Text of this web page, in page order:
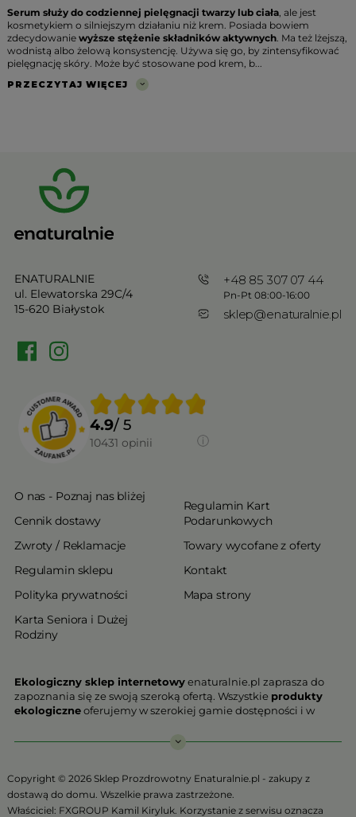
Serum służy do codziennej pielęgnacji twarzy lub ciała, ale jest
kosmetykiem o silniejszym działaniu niż krem. Posiada bowiem
zdecydowanie wyższe stężenie składników aktywnych. Ma też lżejszą,
wodnistą albo żelową konsystencję. Używa się go, by zintensyfikować
pielęgnację skóry. Może być stosowane pod krem, b...
PRZECZYTAJ WIĘCEJ
ENATURALNIE
ul. Elewatorska 29C/4
15-620 Białystok
+48 85 307 07 44
Pn-Pt 08:00-16:00
sklep@enaturalnie.pl
4.9/ 5
10431 opinii
O nas - Poznaj nas bliżej
Cennik dostawy
Zwroty / Reklamacje
Regulamin sklepu
Polityka prywatności
Karta Seniora i Dużej
Rodziny
Regulamin Kart
Podarunkowych
Towary wycofane z oferty
Kontakt
Mapa strony
Ekologiczny sklep internetowyenaturalnie.pl zaprasza do
zapoznania się ze swoją szeroką ofertą. Wszystkie produkty
ekologiczneoferujemy w szerokiej gamie dostępności i w
ekologiczne charakteryzują się najwyższą jakością.
Państwu prezentujemy stawia na jakość i bezpieczeństwo
odżywiania. Jeśli chcesz zadbać o swoją zdrową przyszłość już
teraz, niezbędna jest Ci zdrowa żywność.
Copyright © 2026 Sklep Prozdrowotny Enaturalnie.pl - zakupy z
dostawą do domu. Wszelkie prawa zastrzeżone.
Właściciel: FXGROUP Kamil Kiryluk. Korzystanie z serwisu oznacza